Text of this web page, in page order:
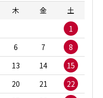
木 金
土
1
6 7
8
13 14
15
20 21
22